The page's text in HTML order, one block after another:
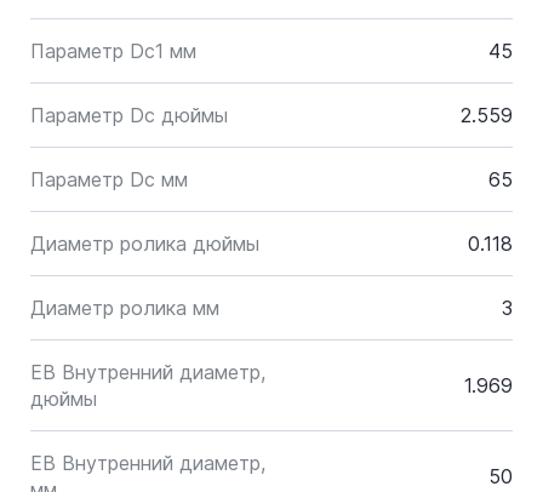
Параметр Dc1 мм 45
Параметр Dc дюймы 2.559
Параметр Dc мм 65
Диаметр ролика дюймы 0.118
Диаметр ролика мм 3
EB Внутренний диаметр,
дюймы
1.969
EB Внутренний диаметр,
50